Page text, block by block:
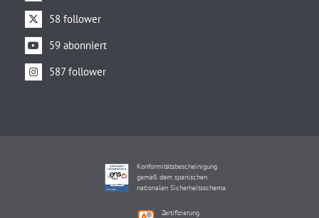
58 follower
59 abonniert
587 follower
Konformitätsbescheinigung
gemäß dem spanischen
nationalen Sicherheitsschema
Zertifizierung